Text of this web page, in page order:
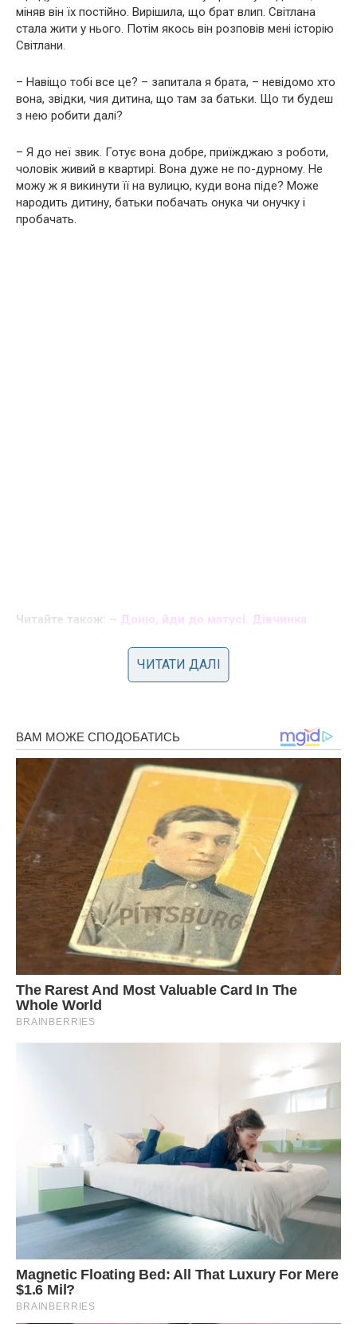
міняв він їх постійно. Вирішила, що брат влип. Світлана
стала жити у нього. Потім якось він розповів мені історію
Світлани.
– Навіщо тобі все це? – запитала я брата, – невідомо хто
вона, звідки, чия дитина, що там за батьки. Що ти будеш
з нею робити далі?
– Я до неї звик. Готує вона добре, приїжджаю з роботи,
чоловік живий в квартирі. Вона дуже не по-дурному. Не
можу ж я викинути її на вулицю, куди вона піде? Може
народить дитину, батьки побачать онука чи онучку і
пробачать.
Читайте також: – Доню, йди до матусі. Дівчинка
матір, яку раніше вона ніколи не бачила
до батьків, говорив, що вони переживають.
Документів з собою немає, а їй в лікарню потрібно. Коли
він почав наполягати, Світлана розповіла йому, чому вона
не може повернутися додому.
Виявляється, її рідний тато пoмep, мати вийшла вдруге
заміж. Вітчим поклав око на Світлану, коли матері не було,
пpиcтавав до неї, матері вона побоялася сказати.
Молода, всього 17 років. Вітчим приставав постійно, їй
страшно було залишатися з ним вдома. Незабаром
зрозуміла, що вaгiтнa. Довелося зізнатися матері. Коли
мати влаштувала вітчиму скандал, він сказав, що Світлана
сама йому проходу не давала, не знав, як біс поплутав по
п’яні.
ЧИТАТИ ДАЛІ